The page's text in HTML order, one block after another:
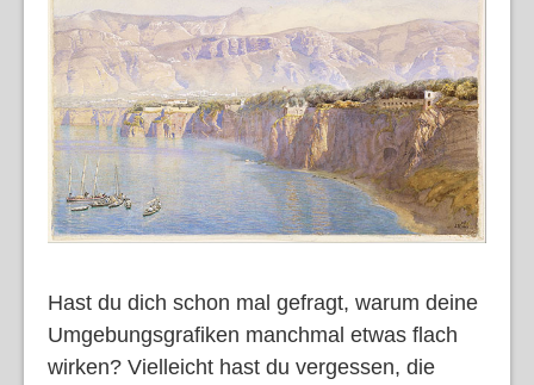
Hast du dich schon mal gefragt, warum deine
Umgebungsgrafiken manchmal etwas flach
wirken? Vielleicht hast du vergessen, die